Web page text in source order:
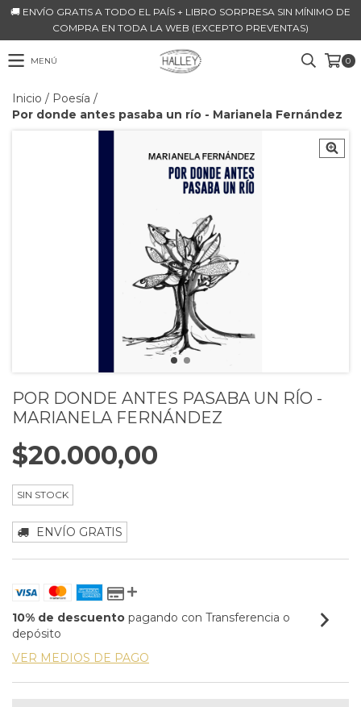
🚚 ENVÍO GRATIS A TODO EL PAÍS + LIBRO SORPRESA SIN MÍNIMO DE
COMPRA EN TODA LA WEB (EXCEPTO PREVENTAS)
MENÚ 0
Inicio / Poesía /
Por donde antes pasaba un río - Marianela Fernández
POR DONDE ANTES PASABA UN RÍO -
MARIANELA FERNÁNDEZ
$20.000,00
SIN STOCK
ENVÍO GRATIS
10% de descuento pagando con Transferencia o
depósito
VER MEDIOS DE PAGO